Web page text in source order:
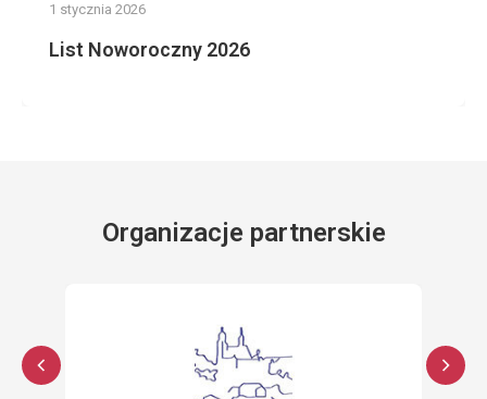
1 stycznia 2026
List Noworoczny 2026
Organizacje partnerskie